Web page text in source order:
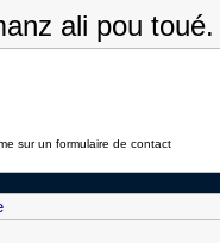
ali pou toué.
sur un formulaire de contact